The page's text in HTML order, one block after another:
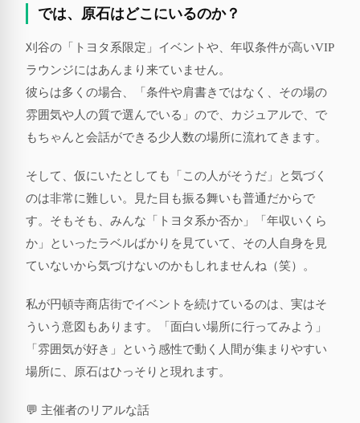
では、原石はどこにいるのか？
刈谷の「トヨタ系限定」イベントや、年収条件が高いVIP
ラウンジにはあんまり来ていません。
彼らは多くの場合、「条件や肩書きではなく、その場の
雰囲気や人の質で選んでいる」ので、カジュアルで、で
もちゃんと会話ができる少人数の場所に流れてきます。
そして、仮にいたとしても「この人がそうだ」と気づく
のは非常に難しい。見た目も振る舞いも普通だからで
す。そもそも、みんな「トヨタ系か否か」「年収いくら
か」といったラベルばかりを見ていて、その人自身を見
ていないから気づけないのかもしれませんね（笑）。
私が円頓寺商店街でイベントを続けているのは、実はそ
ういう意図もあります。「面白い場所に行ってみよう」
「雰囲気が好き」という感性で動く人間が集まりやすい
場所に、原石はひっそりと現れます。
💬 主催者のリアルな話